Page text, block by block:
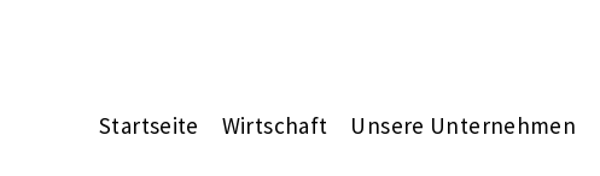
Startseite Wirtschaft Unsere Unternehmen